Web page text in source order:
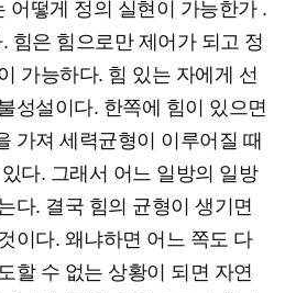
떻게 정의 실현이 가능한가 .
힘은 힘으로만 제어가 되고 정
가능하다. 힘 있는 자에게 선
성설이다. 한쪽에 힘이 있으면
가져 세력균형이 이루어질 때
다. 그래서 어느 일방의 일방
다. 결국 힘의 균형이 생기면
이다. 왜냐하면 어느 쪽도 다
할 수 없는 상황이 되면 자연